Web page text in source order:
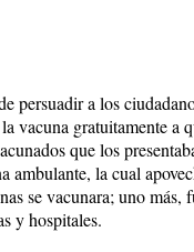
persuadir a los
vacuna gratuitamente a
que los
ambulante, la cual
se vacunara; uno más,
y hospitales.